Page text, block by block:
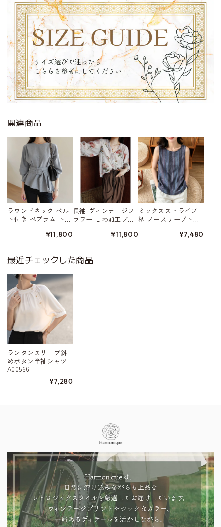
関連商品
ラウンドネック ベル
ト付き ペプラム トッ
¥11,800
長袖 ヴィンテージフ
ラワー しわ加工ブラ
¥11,800
ミックスストライプ
柄 ノースリーブトッ
¥7,480
最近チェックした商品
ランタンスリーブ斜
めボタン半袖シャツ
A00566
¥7,280